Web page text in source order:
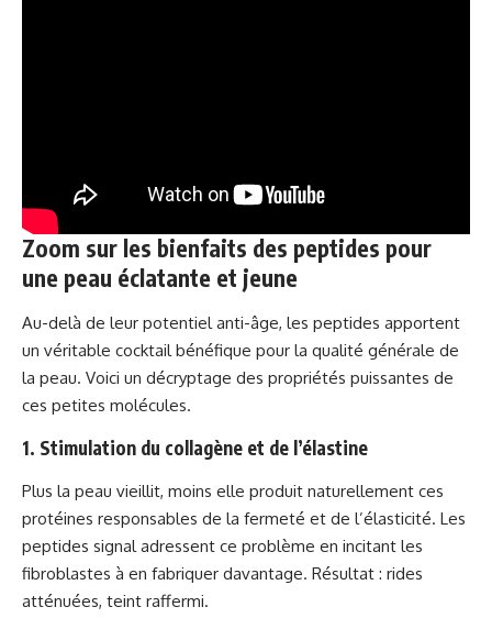
Zoom sur les bienfaits des peptides pour
une peau éclatante et jeune
Au-delà de leur potentiel anti-âge, les peptides apportent
un véritable cocktail bénéfique pour la qualité générale de
la peau. Voici un décryptage des propriétés puissantes de
ces petites molécules.
1. Stimulation du collagène et de l’élastine
Plus la peau vieillit, moins elle produit naturellement ces
protéines responsables de la fermeté et de l’élasticité. Les
peptides signal adressent ce problème en incitant les
fibroblastes à en fabriquer davantage. Résultat : rides
atténuées, teint raffermi.